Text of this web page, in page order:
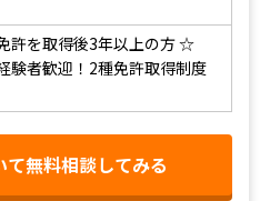
許を取得後3年以上の方☆
験者歓迎！2種免許取得制度
て無料相談してみる